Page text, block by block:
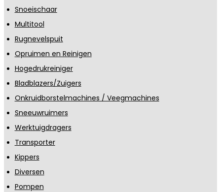
Snoeischaar
Multitool
Rugnevelspuit
Opruimen en Reinigen
Hogedrukreiniger
Bladblazers/Zuigers
Onkruidborstelmachines / Veegmachines
Sneeuwruimers
Werktuigdragers
Transporter
Kippers
Diversen
Pompen